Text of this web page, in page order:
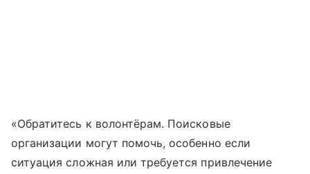
«Обратитесь к волонтёрам. Поисковые
организации могут помочь, особенно если
ситуация сложная или требуется привлечение